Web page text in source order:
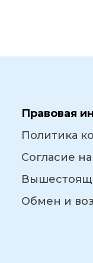
Правовая
Политика
Согласие
Обмен и